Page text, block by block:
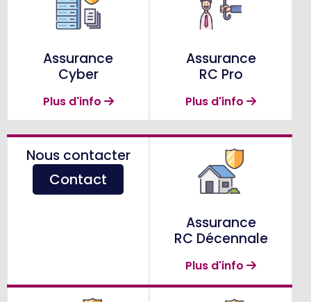
Assurance
Cyber
Plus d'info
Assurance
RC Pro
Plus d'info
Nous contacter
Contact
Assurance
RC Décennale
Plus d'info